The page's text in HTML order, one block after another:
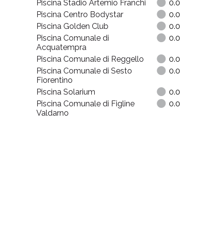
Piscina Stadio Artemio Franchi
0.0
Piscina Centro Bodystar
0.0
Piscina Golden Club
0.0
Piscina Comunale di
Acquatempra
0.0
Piscina Comunale di Reggello
0.0
Piscina Comunale di Sesto
Fiorentino
0.0
Piscina Solarium
0.0
Piscina Comunale di Figline
Valdarno
0.0